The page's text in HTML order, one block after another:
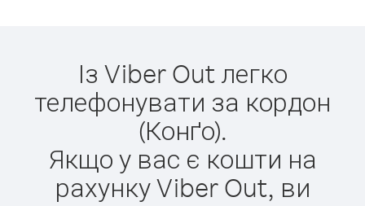
Із Viber Out легко
телефонувати за кордон
(Конґо).
Якщо у вас є кошти на
рахунку Viber Out, ви